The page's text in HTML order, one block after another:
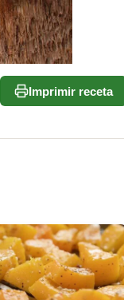
Imprimir receta